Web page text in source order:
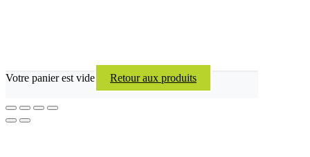
Votre panier est vide Retour aux produits